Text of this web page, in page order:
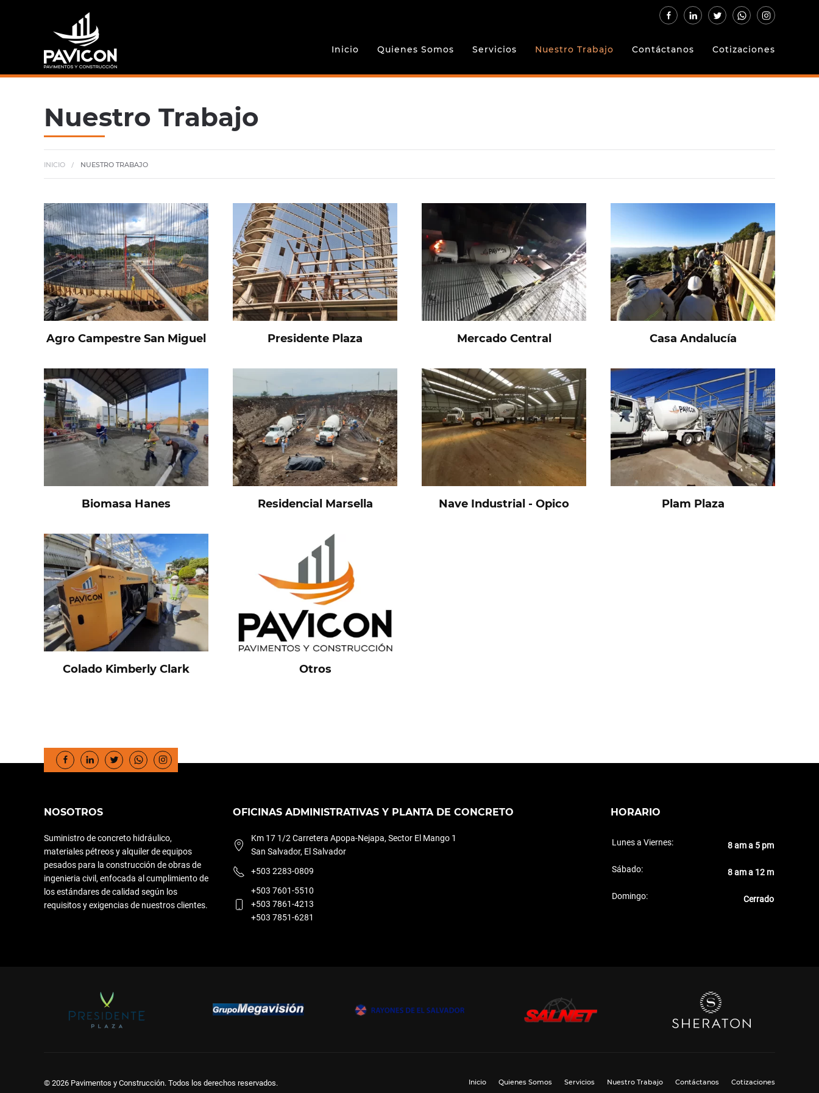
Inicio Quienes Somos Servicios Nuestro Trabajo Contáctanos Cotizaciones
Nuestro Trabajo
INICIO NUESTRO TRABAJO
Agro Campestre San Miguel Presidente Plaza Mercado Central Casa Andalucía
Biomasa Hanes Residencial Marsella Nave Industrial - Opico Plam Plaza
Colado Kimberly Clark Otros
NOSOTROS
Suministro de concreto hidráulico,
materiales pétreos y alquiler de equipos
pesados para la construcción de obras de
ingenieria civil, enfocada al cumplimiento de
los estándares de calidad según los
requisitos y exigencias de nuestros clientes.
OFICINAS ADMINISTRATIVAS Y PLANTA DE CONCRETO
Km 17 1/2 Carretera Apopa-Nejapa, Sector El Mango 1
San Salvador, El Salvador
+503 2283-0809
+503 7601-5510
+503 7861-4213
+503 7851-6281
HORARIO
Lunes a Viernes: 8 am a 5 pm
Sábado: 8 am a 12 m
Domingo: Cerrado
© 2026 Pavimentos y Construcción. Todos los derechos reservados. Inicio Quienes Somos Servicios Nuestro Trabajo Contáctanos Cotizaciones